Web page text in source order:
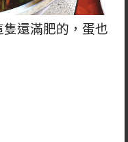
還滿肥的，蛋也